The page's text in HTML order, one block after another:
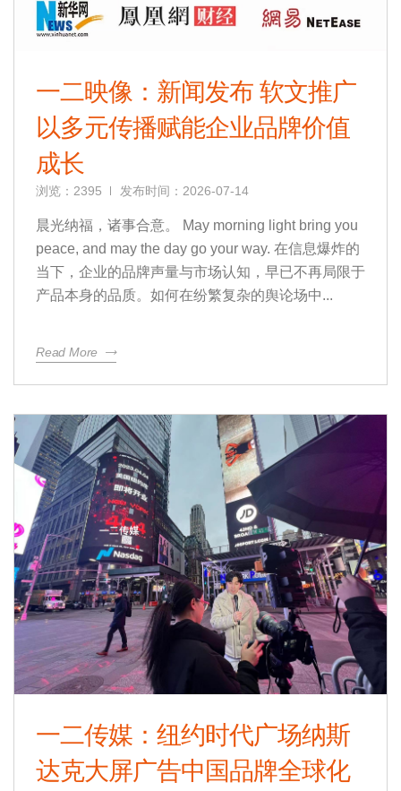
一二映像：新闻发布 软文推广
以多元传播赋能企业品牌价值
成长
浏览：2395 发布时间：2026-07-14
晨光纳福，诸事合意。 May morning light bring you
peace, and may the day go your way. 在信息爆炸的
当下，企业的品牌声量与市场认知，早已不再局限于
产品本身的品质。如何在纷繁复杂的舆论场中...
Read More
一二传媒：纽约时代广场纳斯
达克大屏广告中国品牌全球化